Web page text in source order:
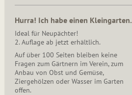
Hurra! Ich habe einen Kleingarten.
Ideal für Neupächter!
2. Auflage ab jetzt erhältlich.
Auf über 100 Seiten bleiben keine
Fragen zum Gärtnern im Verein, zum
Anbau von Obst und Gemüse,
Ziergehölzen oder Wasser im Garten
offen.